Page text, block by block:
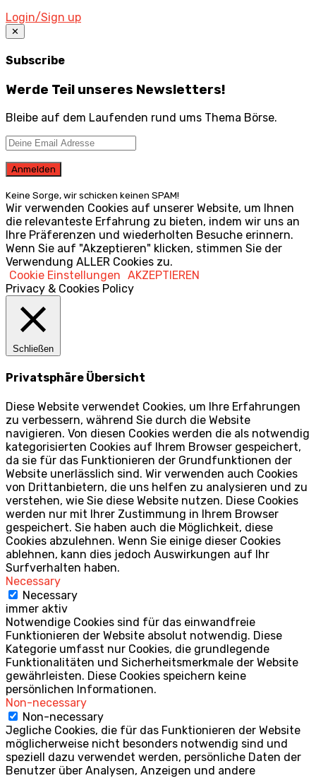
Login/Sign up
✕
Subscribe
Werde Teil unseres Newsletters!
Bleibe auf dem Laufenden rund ums Thema Börse.
Keine Sorge, wir schicken keinen SPAM!
Wir verwenden Cookies auf unserer Website, um Ihnen
die relevanteste Erfahrung zu bieten, indem wir uns an
Ihre Präferenzen und wiederholten Besuche erinnern.
Wenn Sie auf "Akzeptieren" klicken, stimmen Sie der
Verwendung ALLER Cookies zu.
Cookie Einstellungen AKZEPTIEREN
Privacy & Cookies Policy
Schließen
Privatsphäre Übersicht
Diese Website verwendet Cookies, um Ihre Erfahrungen
zu verbessern, während Sie durch die Website
navigieren. Von diesen Cookies werden die als notwendig
kategorisierten Cookies auf Ihrem Browser gespeichert,
da sie für das Funktionieren der Grundfunktionen der
Website unerlässlich sind. Wir verwenden auch Cookies
von Drittanbietern, die uns helfen zu analysieren und zu
verstehen, wie Sie diese Website nutzen. Diese Cookies
werden nur mit Ihrer Zustimmung in Ihrem Browser
gespeichert. Sie haben auch die Möglichkeit, diese
Cookies abzulehnen. Wenn Sie einige dieser Cookies
ablehnen, kann dies jedoch Auswirkungen auf Ihr
Surfverhalten haben.
Necessary
Necessary
immer aktiv
Notwendige Cookies sind für das einwandfreie
Funktionieren der Website absolut notwendig. Diese
Kategorie umfasst nur Cookies, die grundlegende
Funktionalitäten und Sicherheitsmerkmale der Website
gewährleisten. Diese Cookies speichern keine
persönlichen Informationen.
Non-necessary
Non-necessary
Jegliche Cookies, die für das Funktionieren der Website
möglicherweise nicht besonders notwendig sind und
speziell dazu verwendet werden, persönliche Daten der
Benutzer über Analysen, Anzeigen und andere